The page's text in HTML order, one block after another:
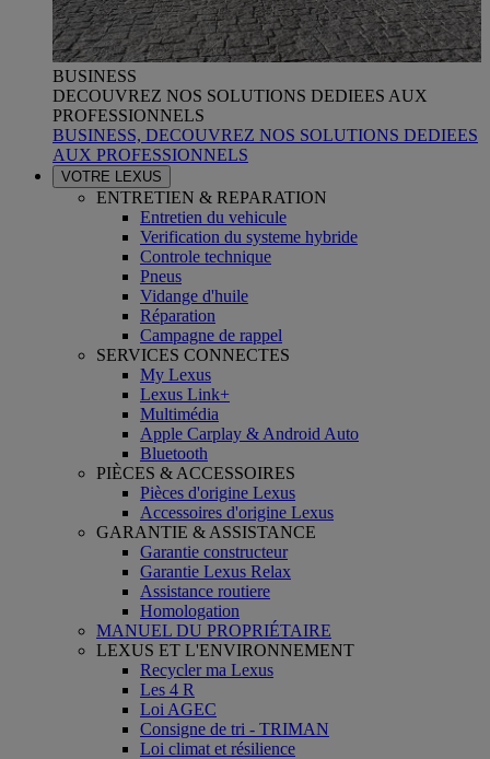
BUSINESS
DECOUVREZ NOS SOLUTIONS DEDIEES AUX
PROFESSIONNELS
BUSINESS, DECOUVREZ NOS SOLUTIONS DEDIEES
AUX PROFESSIONNELS
VOTRE LEXUS
ENTRETIEN & REPARATION
Entretien du vehicule
Verification du systeme hybride
Controle technique
Pneus
Vidange d'huile
Réparation
Campagne de rappel
SERVICES CONNECTES
My Lexus
Lexus Link+
Multimédia
Apple Carplay & Android Auto
Bluetooth
PIÈCES & ACCESSOIRES
Pièces d'origine Lexus
Accessoires d'origine Lexus
GARANTIE & ASSISTANCE
Garantie constructeur
Garantie Lexus Relax
Assistance routiere
Homologation
MANUEL DU PROPRIÉTAIRE
LEXUS ET L'ENVIRONNEMENT
Recycler ma Lexus
Les 4 R
Loi AGEC
Consigne de tri - TRIMAN
Loi climat et résilience